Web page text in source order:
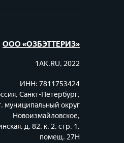
ООО «ОЗБЭТТЕРИЗ»
1AK.RU, 2022
ИНН: 7811753424
Санкт-Петербург,
муниципальный округ
Новоизмайловское,
д. 82, к. 2, стр. 1,
помещ. 27Н